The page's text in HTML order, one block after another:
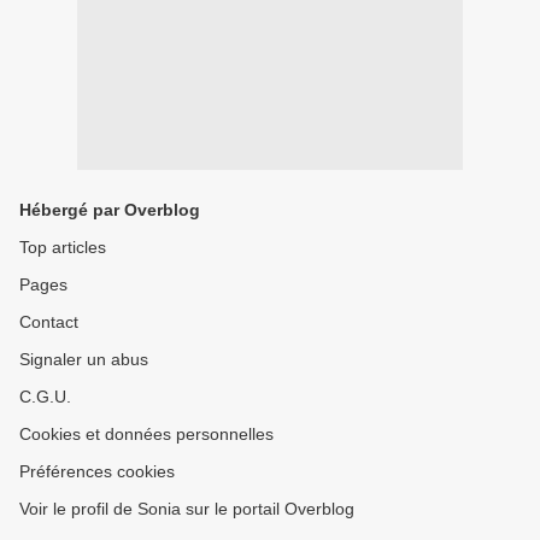
Hébergé par Overblog
Top articles
Pages
Contact
Signaler un abus
C.G.U.
Cookies et données personnelles
Préférences cookies
Voir le profil de Sonia sur le portail Overblog